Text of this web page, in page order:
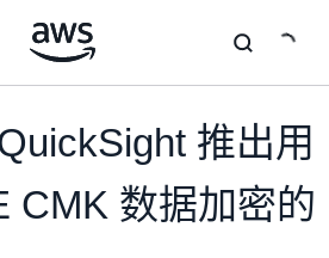
推出用
CMK 数据加密的